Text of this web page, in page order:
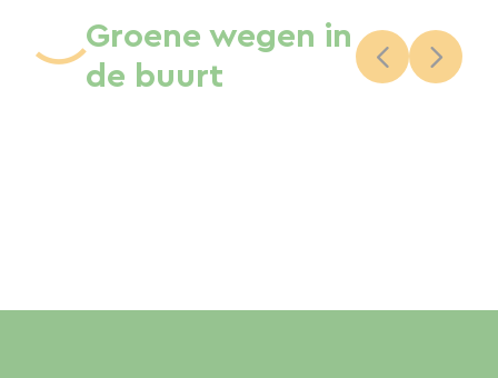
Groene wegen in
de buurt